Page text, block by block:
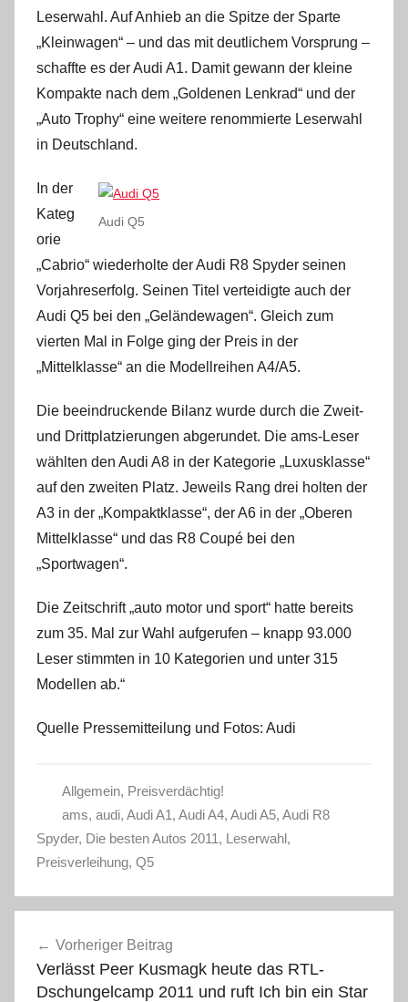
Leserwahl. Auf Anhieb an die Spitze der Sparte
„Kleinwagen“ – und das mit deutlichem Vorsprung –
schaffte es der Audi A1. Damit gewann der kleine
Kompakte nach dem „Goldenen Lenkrad“ und der
„Auto Trophy“ eine weitere renommierte Leserwahl
in Deutschland.
Audi Q5
In der
Kateg
orie
„Cabrio“ wiederholte der Audi R8 Spyder seinen
Vorjahreserfolg. Seinen Titel verteidigte auch der
Audi Q5 bei den „Geländewagen“. Gleich zum
vierten Mal in Folge ging der Preis in der
„Mittelklasse“ an die Modellreihen A4/A5.
Die beeindruckende Bilanz wurde durch die Zweit-
und Drittplatzierungen abgerundet. Die ams-Leser
wählten den Audi A8 in der Kategorie „Luxusklasse“
auf den zweiten Platz. Jeweils Rang drei holten der
A3 in der „Kompaktklasse“, der A6 in der „Oberen
Mittelklasse“ und das R8 Coupé bei den
„Sportwagen“.
Die Zeitschrift „auto motor und sport“ hatte bereits
zum 35. Mal zur Wahl aufgerufen – knapp 93.000
Leser stimmten in 10 Kategorien und unter 315
Modellen ab.“
Quelle Pressemitteilung und Fotos: Audi
Allgemein, Preisverdächtig!
ams, audi, Audi A1, Audi A4, Audi A5, Audi R8
Spyder, Die besten Autos 2011, Leserwahl,
Preisverleihung, Q5
Vorheriger Beitrag
Verlässt Peer Kusmagk heute das RTL-
Dschungelcamp 2011 und ruft Ich bin ein Star